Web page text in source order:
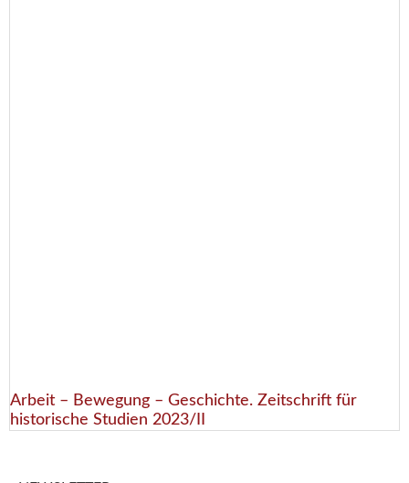
Arbeit – Bewegung – Geschichte. Zeitschrift für
historische Studien 2023/II